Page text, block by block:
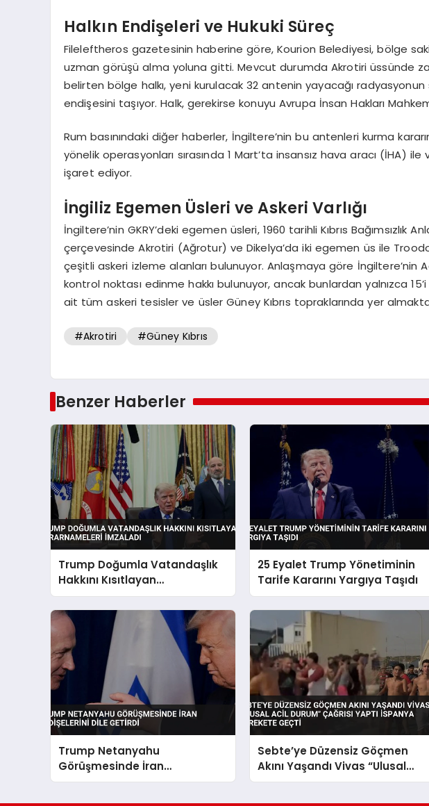
Halkın Endişeleri ve Hukuki Süreç
Fileleftheros gazetesinin haberine göre, Kourion Belediyesi, bölge
uzman görüşü alma yoluna gitti. Mevcut durumda Akrotiri üssünde
belirten bölge halkı, yeni kurulacak 32 antenin yayacağı radyasyonun
endişesini taşıyor. Halk, gerekirse konuyu Avrupa İnsan Hakları
Rum basınındaki diğer haberler, İngiltere’nin bu antenleri kurma
yönelik operasyonları sırasında 1 Mart’ta insansız hava aracı (İHA) ile
işaret ediyor.
İngiliz Egemen Üsleri ve Askeri Varlığı
İngiltere’nin GKRY’deki egemen üsleri, 1960 tarihli Kıbrıs Bağımsızlık
çerçevesinde Akrotiri (Ağrotur) ve Dikelya’da iki egemen üs ile
çeşitli askeri izleme alanları bulunuyor. Anlaşmaya göre İngiltere’nin
kontrol noktası edinme hakkı bulunuyor, ancak bunlardan yalnızca
ait tüm askeri tesisler ve üsler Güney Kıbrıs topraklarında yer
#Akrotiri #Güney Kıbrıs
Benzer Haberler
Trump Doğumla Vatandaşlık
Hakkını Kısıtlayan
Kararnameleri İmzaladı
25 Eyalet Trump Yönetiminin
Tarife Kararını Yargıya Taşıdı
Trump Netanyahu
Görüşmesinde İran
Endişelerini Dile Getirdi
Sebte’ye Düzensiz Göçmen
Akını Yaşandı Vivas “Ulusal
Acil Durum” Çağrısı Yaptı